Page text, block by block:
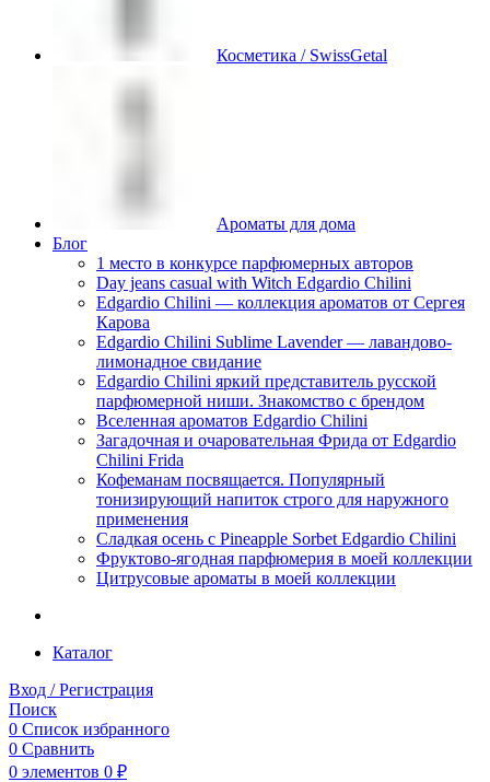
Косметика / SwissGetal
Ароматы для дома
Блог
1 место в конкурсе парфюмерных авторов
Day jeans casual with Witch Edgardio Chilini
Edgardio Chilini — коллекция ароматов от Сергея
Карова
Edgardio Chilini Sublime Lavender — лавандово-
лимонадное свидание
Edgardio Chilini яркий представитель русской
парфюмерной ниши. Знакомство с брендом
Вселенная ароматов Edgardio Chilini
Загадочная и очаровательная Фрида от Edgardio
Chilini Frida
Кофеманам посвящается. Популярный
тонизирующий напиток строго для наружного
применения
Сладкая осень с Pineapple Sorbet Edgardio Chilini
Фруктово-ягодная парфюмерия в моей коллекции
​Цитрусовые ароматы в моей коллекции
Каталог
Вход / Регистрация
Поиск
0 Список избранного
0 Сравнить
0 элементов 0 ₽